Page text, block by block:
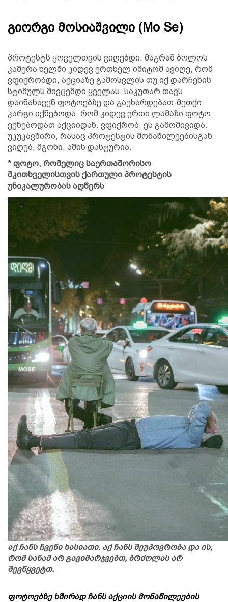
გიორგი მოსიაშვილი (Mo Se)
პროტესტს ყოველთვის ვიღებდი, მაგრამ ბოლოს
კამერა ხელში კიდევ ერთხელ იმიტომ ავიღე, რომ
ვფიქრობდი, აქციაზე გამოსვლის თუ იქ დარჩენის
სტიმულს მივცემდი ყველას. საკუთარ თავს
დაინახავენ ფოტოებზე და გაუხარდებათ-მეთქი.
კარგი იქნებოდა, რომ კიდევ ერთი ლამაზი ფოტო
ექნებოდათ აქციიდან. ვფიქრობ, ეს გამომივიდა.
უკუკავშირი, რასაც პროტესტის მონაწილეებისგან
ვიღებ, მგონი, ამის დასტურია.
* ფოტო, რომელიც საერთაშორისო
მკითხველისთვის ქართული პროტესტის
უნიკალურობას აღწერს
აქ ჩანს ჩვენი ხასიათი. აქ ჩანს შეუპოვრობა და ის,
რომ სანამ არ გავიმარჯვებთ, ბრძოლას არ
შევწყვეტთ.
ფოტოებზე ხშირად ჩანს აქციის მონაწილეების